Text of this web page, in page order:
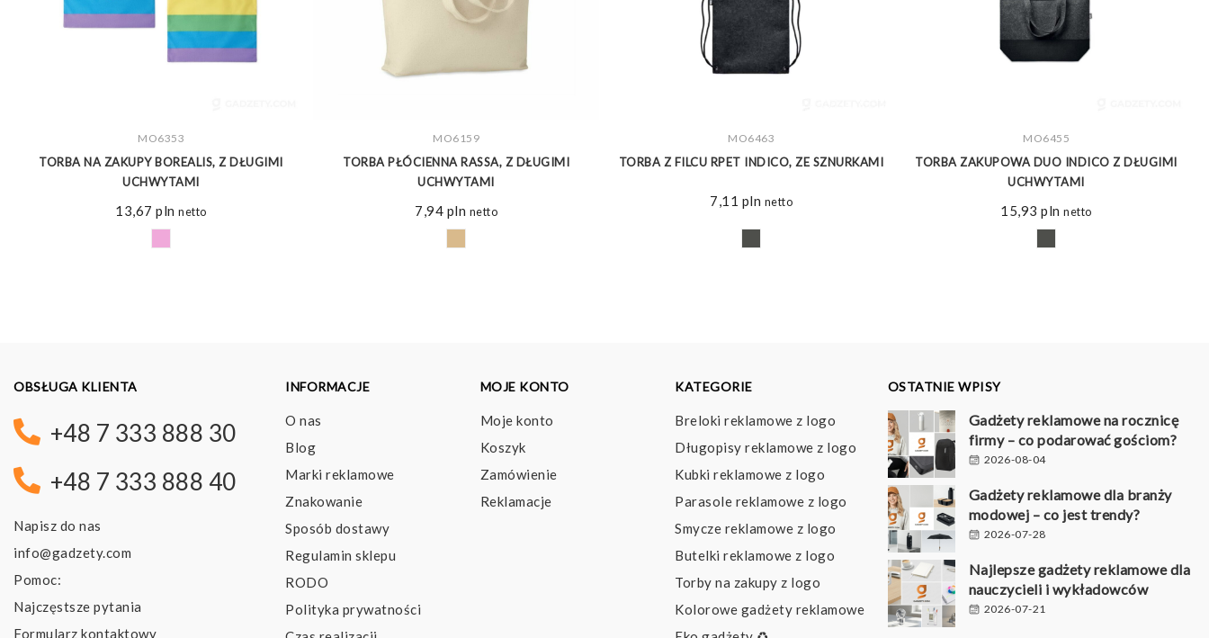
ZOBACZ WIĘCEJ
MO6353
TORBA NA ZAKUPY BOREALIS, Z DŁUGIMI
UCHWYTAMI
13,67pln netto
ZOBACZ WIĘCEJ
MO6159
TORBA PŁÓCIENNA RASSA, Z DŁUGIMI
UCHWYTAMI
7,94 pln netto
ZOBACZ WIĘCEJ
MO6463
TORBA Z FILCU RPET INDICO, ZE SZNURKAMI
7,11 pln netto
ZOBACZ WIĘCEJ
MO6455
TORBA ZAKUPOWA DUO INDICO Z DŁUGIMI
UCHWYTAMI
15,93pln netto
OBSŁUGA KLIENTA
+48 7 333 888 30
+48 7 333 888 40
Napisz do nas
info@gadzety.com
Pomoc:
Najczęstsze pytania
Formularz kontaktowy
INFORMACJE
O nas
Blog
Marki reklamowe
Znakowanie
Sposób dostawy
Regulamin sklepu
RODO
Polityka prywatności
MOJE KONTO
Moje konto
Koszyk
Zamówienie
Reklamacje
KATEGORIE
Breloki reklamowe z logo
Długopisy reklamowe z logo
Kubki reklamowe z logo
Parasole reklamowe z logo
Smycze reklamowe z logo
Butelki reklamowe z logo
Torby na zakupy z logo
Kolorowe gadżety reklamowe
OSTATNIE WPISY
Gadżety reklamowe na rocznicę
firmy – co podarować gościom?
2026-08-04
Gadżety reklamowe dla branży
modowej – co jest trendy?
2026-07-28
Najlepsze gadżety reklamowe dla
nauczycieli i wykładowców
2026-07-21